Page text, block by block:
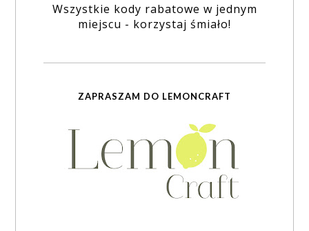
Wszystkie kody rabatowe w jednym
miejscu - korzystaj śmiało!
ZAPRASZAM DO LEMONCRAFT